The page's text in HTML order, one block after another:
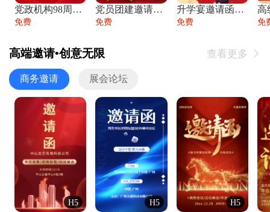
党政机构98周年八一建军节庆祝晚会活动邀
免费
党员团建邀请函党建活动风采党会工作汇报总
免费
升学宴邀请函喜报金榜题名高端谢师宴邀请函
免费 免
高端邀请•创意无限 查看更多 
商务邀请 展会论坛
H5 H5 H5